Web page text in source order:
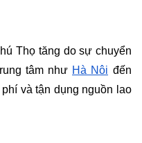
Thọ tăng do sự chuyển
tâm như Hà Nội đến
và tận dụng nguồn lao